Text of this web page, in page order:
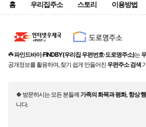
홈 우리집주소 스토리 이용방법
☘️파인드바이·FINDBY(우리집 우편번호·도로명주소)는
공개정보를 활용하여, 찾기 쉽게 만들어진 우편주소 검색
🍀 방문하시는 모든 분들께가족의 화목과 평화, 항상
니다.